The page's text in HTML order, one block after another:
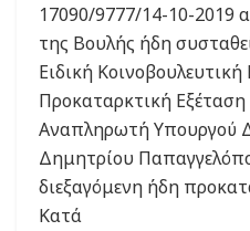
17090/9777/14-10-2019
της Βουλής ήδη
Ειδική
Προκαταρκτική
Αναπληρωτή Υπουργού
Δημητρίου
διεξαγόμενη ήδη
Κατά